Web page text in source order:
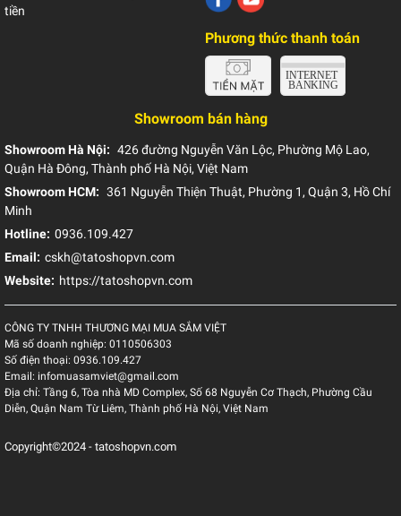
tiền
Phương thức thanh toán
Showroom bán hàng
Showroom Hà Nội: 426 đường Nguyễn Văn Lộc, Phường Mộ Lao,
Quận Hà Đông, Thành phố Hà Nội, Việt Nam
Showroom HCM: 361 Nguyễn Thiện Thuật, Phường 1, Quận 3, Hồ Chí
Minh
Hotline: 0936.109.427
Email: cskh@tatoshopvn.com
Website: https://tatoshopvn.com
CÔNG TY TNHH THƯƠNG MẠI MUA SẮM VIỆT
Mã số doanh nghiệp: 0110506303
Số điện thoại: 0936.109.427
Email: infomuasamviet@gmail.com
Địa chỉ: Tầng 6, Tòa nhà MD Complex, Số 68 Nguyễn Cơ Thạch, Phường Cầu
Diễn, Quận Nam Từ Liêm, Thành phố Hà Nội, Việt Nam
Copyright©2024 - tatoshopvn.com